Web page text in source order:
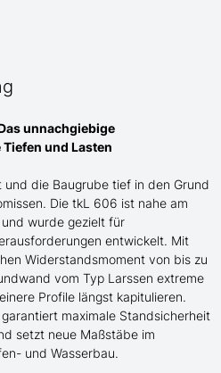
unnachgiebige
Tiefen und Lasten
die Baugrube tief in den Grund
Die tkL 606 ist nahe am
wurde gezielt für
entwickelt. Mit
Widerstandsmoment von bis zu
vom Typ Larssen extreme
Profile längst kapitulieren.
maximale Standsicherheit
setzt neue Maßstäbe im
und Wasserbau.